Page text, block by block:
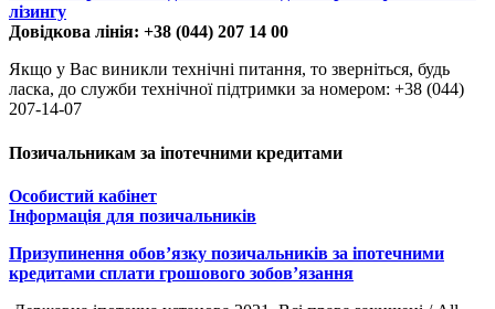
лізингу
Довідкова лінія: +38 (044) 207 14 00
Якщо у Вас виникли технічні питання, то зверніться, будь
ласка, до служби технічної підтримки за номером: +38 (044)
207-14-07
Позичальникам за іпотечними кредитами
Особистий кабінет
Інформація для позичальників
Призупинення обов’язку позичальників за іпотечними
кредитами сплати грошового зобов’язання